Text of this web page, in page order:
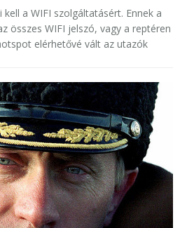
a WIFI szolgáltatásért. Ennek a
összes WIFI jelszó, vagy a reptéren
elérhetővé vált az utazók